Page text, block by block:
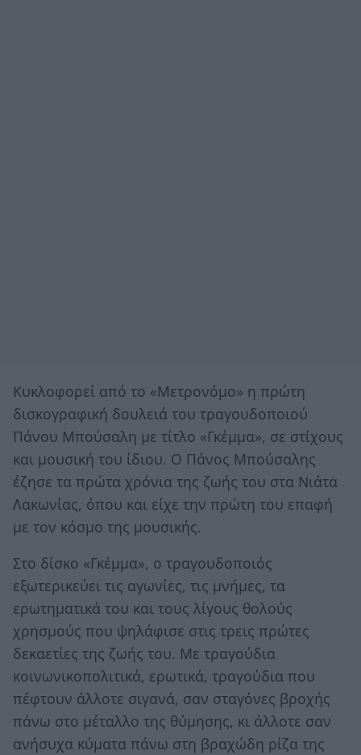
Κυκλοφορεί από το «Μετρονόμο» η πρώτη
δισκογραφική δουλειά του τραγουδοποιού
Πάνου Μπούσαλη με τίτλο «Γκέμμα», σε στίχους
και μουσική του ίδιου. Ο Πάνος Μπούσαλης
έζησε τα πρώτα χρόνια της ζωής του στα Νιάτα
Λακωνίας, όπου και είχε την πρώτη του επαφή
με τον κόσμο της μουσικής.
Στο δίσκο «Γκέμμα», ο τραγουδοποιός
εξωτερικεύει τις αγωνίες, τις μνήμες, τα
ερωτηματικά του και τους λίγους θολούς
χρησμούς που ψηλάφισε στις τρεις πρώτες
δεκαετίες της ζωής του. Με τραγούδια
κοινωνικοπολιτικά, ερωτικά, τραγούδια που
πέφτουν άλλοτε σιγανά, σαν σταγόνες βροχής
πάνω στο μέταλλο της θύμησης, κι άλλοτε σαν
ανήσυχα κύματα πάνω στη βραχώδη ρίζα της